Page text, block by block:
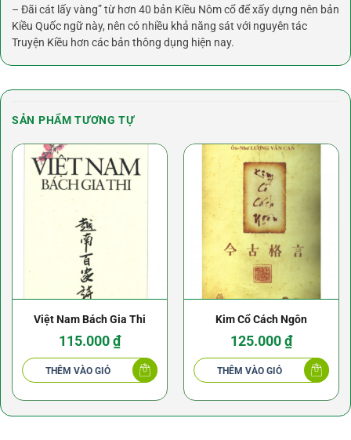
– Đãi cát lấy vàng” từ hơn 40 bản Kiều Nôm cổ để xấy dựng nên bản
Kiều Quốc ngữ này, nên có nhiều khả năng sát với nguyên tác
Truyện Kiều hơn các bản thông dụng hiện nay.
SẢN PHẨM TƯƠNG TỰ
Việt Nam Bách Gia Thi
115.000₫
THÊM VÀO GIỎ
Kim Cổ Cách Ngôn
125.000₫
THÊM VÀO GIỎ